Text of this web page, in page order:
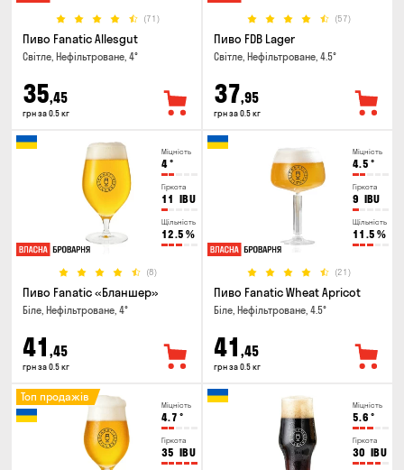
(71)
Пиво Fanatic Allesgut
Світле, Нефільтроване, 4°
35,45
грн за 0.5 кг
(57)
Пиво FDB Lager
Світле, Нефільтроване, 4.5°
37,95
грн за 0.5 кг
Міцність
4°
Гіркота
11 IBU
Щільність
12.5 %
(8)
Пиво Fanatic «Бланшер»
Біле, Нефільтроване, 4°
41 ,45
грн за 0.5 кг
Міцність
4.5 °
Гіркота
9 IBU
Щільність
11.5 %
(21)
Пиво Fanatic Wheat Apricot
Біле, Нефільтроване, 4.5°
41 ,45
грн за 0.5 кг
Міцність
4.7 °
Гіркота
35 IBU
Топ продажів
Міцність
5.6 °
Гіркота
30 IBU